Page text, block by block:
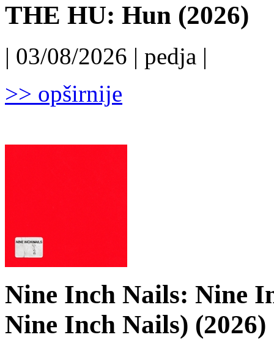
THE HU: Hun (2026)
| 03/08/2026 | pedja |
>> opširnije
Nine Inch Nails: Nine
Nine Inch Nails) (2026)